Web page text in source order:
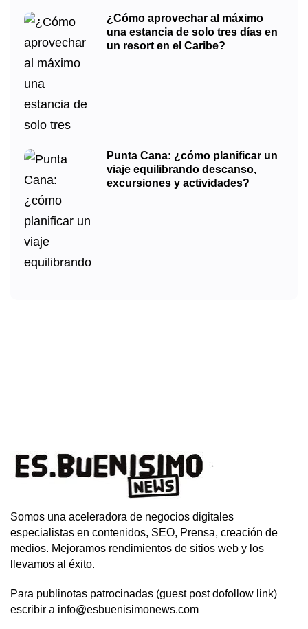
¿Cómo aprovechar al máximo
una estancia de solo tres días en
un resort en el Caribe?
Punta Cana: ¿cómo planificar un
viaje equilibrando descanso,
excursiones y actividades?
Somos una aceleradora de negocios digitales
especialistas en contenidos, SEO, Prensa, creación de
medios. Mejoramos rendimientos de sitios web y los
llevamos al éxito.
Para publinotas patrocinadas (guest post dofollow link)
escribir a info@esbuenisimonews.com